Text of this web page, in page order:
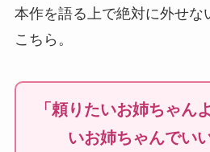
本作を語る上で絶対に外せな
こちら。
「頼りたいお姉ちゃ
いお姉ちゃんでい